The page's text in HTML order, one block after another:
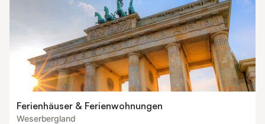
Ferienhäuser & Ferienwohnungen
Weserbergland